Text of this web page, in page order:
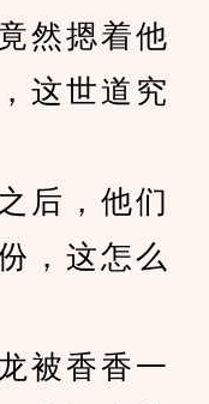
然摁着他
这世道究
后，他们
，这怎么
被香香一